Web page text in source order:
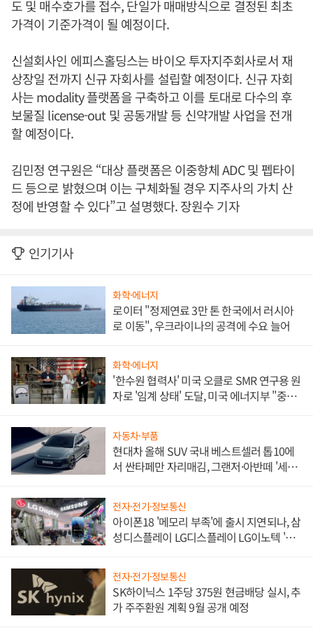
도 및 매수호가를 접수, 단일가 매매방식으로 결정된 최초
가격이 기준가격이 될 예정이다.
신설회사인 에피스홀딩스는 바이오 투자지주회사로서 재
상장일 전까지 신규 자회사를 설립할 예정이다. 신규 자회
사는 modality 플랫폼을 구축하고 이를 토대로 다수의 후
보물질 license-out 및 공동개발 등 신약개발 사업을 전개
할 예정이다.
김민정 연구원은 “대상 플랫폼은 이중항체 ADC 및 펩타이
드 등으로 밝혔으며 이는 구체화될 경우 지주사의 가치 산
정에 반영할 수 있다”고 설명했다. 장원수 기자
인기기사
화학·에너지
로이터 "정제연료 3만 톤 한국에서 러시아
로 이동", 우크라이나의 공격에 수요 늘어
화학·에너지
'한수원 협력사' 미국 오클로 SMR 연구용 원
자로 '임계 상태' 도달, 미국 에너지부 "중요
자동차·부품
현대차 올해 SUV 국내 베스트셀러 톱10에
서 싼타페만 자리매김, 그랜저·아반떼 '세단
전자·전기·정보통신
아이폰18 '메모리 부족'에 출시 지연되나, 삼
성디스플레이 LG디스플레이 LG이노텍 '탈
전자·전기·정보통신
SK하이닉스 1주당 375원 현금배당 실시, 추
가 주주환원 계획 9월 공개 예정